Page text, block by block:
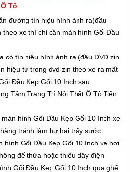
Tô
đường tín hiệu hình ảnh ra(đầu
theo xe thì chỉ cần màn hình Gối Đầu
có tín hiệu hình ảnh ra (đầu DVD zin
hiệu từ trong dvd zin theo xe ra mất
Đầu Kẹp Gối 10 Inch sau
Tâm Trang Trí Nội Thất Ô Tô Tiến
hình Gối Đầu Kẹp Gối 10 Inch xe
tránh làm hư hại trấy sước
Gối Đầu Kẹp Gối 10 Inch xe hơi
để thừa hoặc thiếu dây điện
Gối Đầu Kẹp Gối 10 Inch qua ghế